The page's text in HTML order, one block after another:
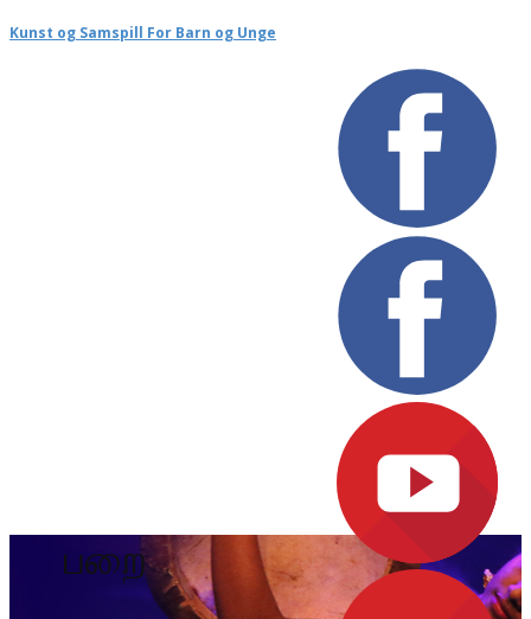
Kunst og Samspill For Barn og Unge
பறை